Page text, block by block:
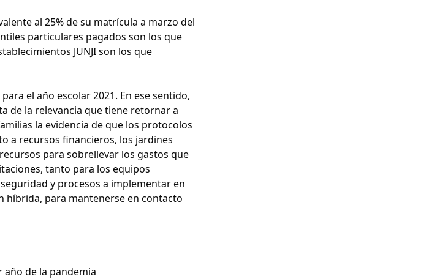
al 25% de su matrícula a marzo del
particulares pagados son los que
JUNJI son los que
el año escolar 2021. En ese sentido,
de la relevancia que tiene retornar a
la evidencia de que los protocolos
a recursos financieros, los jardines
para sobrellevar los gastos que
tanto para los equipos
y procesos a implementar en
híbrida, para mantenerse en contacto
de la pandemia